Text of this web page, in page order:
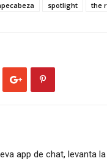
spotlight the
app de chat, levanta la